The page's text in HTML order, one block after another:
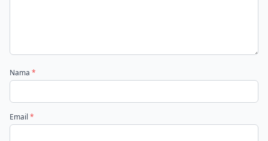
Nama *
Email *